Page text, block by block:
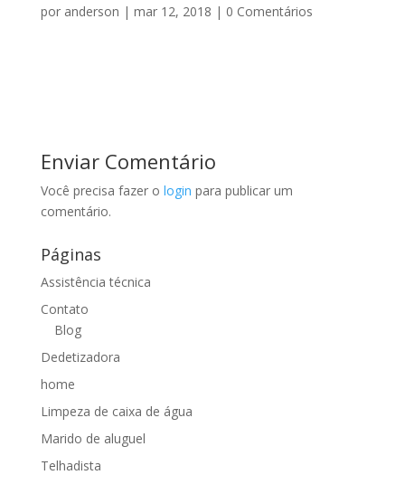
por anderson | mar 12, 2018 | 0 Comentários
Enviar Comentário
Você precisa fazer o login para publicar um
comentário.
Páginas
Assistência técnica
Contato
Blog
Dedetizadora
home
Limpeza de caixa de água
Marido de aluguel
Telhadista